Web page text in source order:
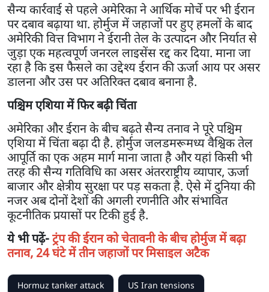
सैन्य कार्रवाई से पहले अमेरिका ने आर्थिक मोर्चे पर भी ईरान
पर दबाव बढ़ाया था. होर्मुज में जहाजों पर हुए हमलों के बाद
अमेरिकी वित्त विभाग ने ईरानी तेल के उत्पादन और निर्यात से
जुड़ा एक महत्वपूर्ण जनरल लाइसेंस रद्द कर दिया. माना जा
रहा है कि इस फैसले का उद्देश्य ईरान की ऊर्जा आय पर असर
डालना और उस पर अतिरिक्त दबाव बनाना है.
पश्चिम एशिया में फिर बढ़ी चिंता
अमेरिका और ईरान के बीच बढ़ते सैन्य तनाव ने पूरे पश्चिम
एशिया में चिंता बढ़ा दी है. होर्मुज जलडमरूमध्य वैश्विक तेल
आपूर्ति का एक अहम मार्ग माना जाता है और यहां किसी भी
तरह की सैन्य गतिविधि का असर अंतरराष्ट्रीय व्यापार, ऊर्जा
बाजार और क्षेत्रीय सुरक्षा पर पड़ सकता है. ऐसे में दुनिया की
नजर अब दोनों देशों की अगली रणनीति और संभावित
कूटनीतिक प्रयासों पर टिकी हुई है.
ये भी पढ़ें-ट्रंप की ईरान को चेतावनी के बीच होर्मुज में बढ़ा
तनाव, 24 घंटे में तीन जहाजों पर मिसाइल अटैक
Hormuz tanker attack US Iran tensions